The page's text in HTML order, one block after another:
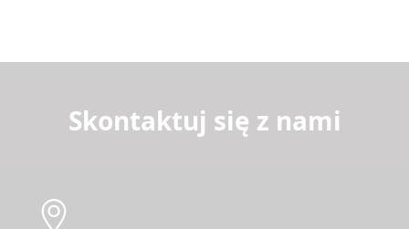
Skontaktuj się z nami